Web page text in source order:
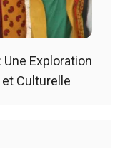
Une Exploration
Culturelle